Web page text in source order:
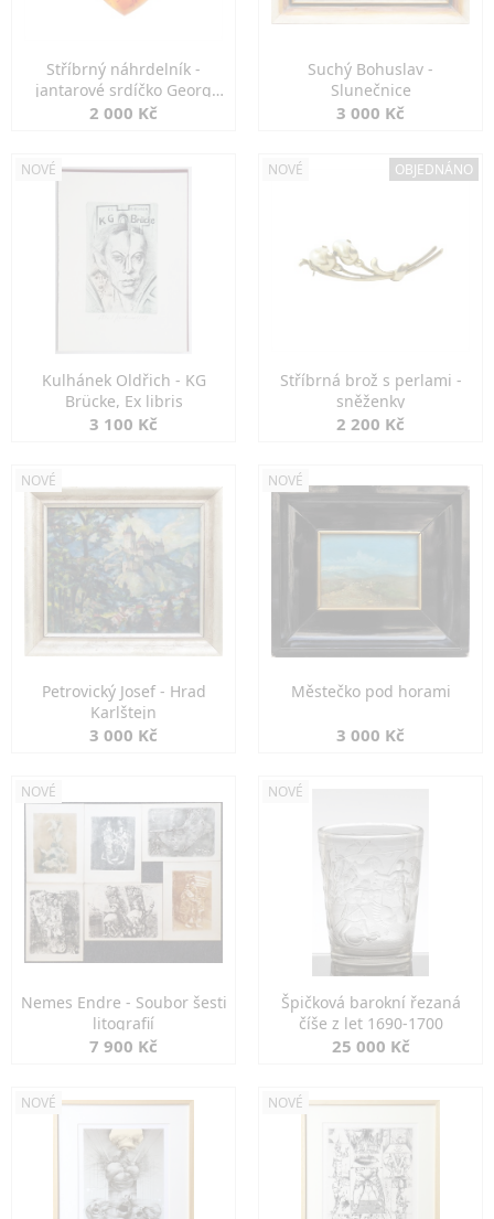
Stříbrný náhrdelník -
jantarové srdíčko Georg
Kramer
2 000 Kč
Suchý Bohuslav -
Slunečnice
3 000 Kč
NOVÉ
Kulhánek Oldřich - KG
Brücke, Ex libris
3 100 Kč
NOVÉ OBJEDNÁNO
Stříbrná brož s perlami -
sněženky
2 200 Kč
NOVÉ
Petrovický Josef - Hrad
Karlštejn
3 000 Kč
NOVÉ
Městečko pod horami
3 000 Kč
NOVÉ
Nemes Endre - Soubor šesti
litografií
7 900 Kč
NOVÉ
Špičková barokní řezaná
číše z let 1690-1700
25 000 Kč
NOVÉ NOVÉ